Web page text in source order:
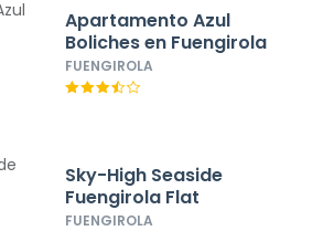
Apartamento Azul
Boliches en Fuengirola
FUENGIROLA
Sky-High Seaside
Fuengirola Flat
FUENGIROLA